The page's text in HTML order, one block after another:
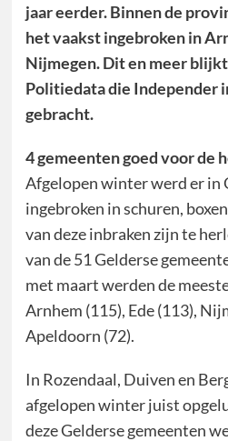
jaar eerder. Binnen de
het vaakst ingebroken in
Nijmegen. Dit en meer
Politiedata die Independer
gebracht.
4 gemeenten goed voor de
Afgelopen winter werd er in
ingebroken in schuren,
van deze inbraken zijn te
van de 51 Gelderse
met maart werden de
Arnhem (115), Ede (113),
Apeldoorn (72).
In Rozendaal, Duiven en
afgelopen winter juist
deze Gelderse gemeenten